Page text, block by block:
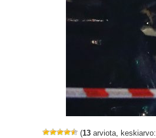
(13 arviota, keskiarvo: